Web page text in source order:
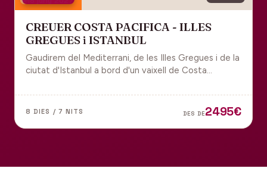
CREUER COSTA PACIFICA - ILLES
GREGUES i ISTANBUL
Gaudirem del Mediterrani, de les Illes Gregues i de la
ciutat d'Istanbul a bord d'un vaixell de Costa
8 DIES / 7 NITS DES DE2495€